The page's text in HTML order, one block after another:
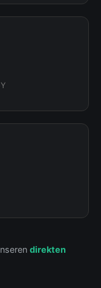
direkten